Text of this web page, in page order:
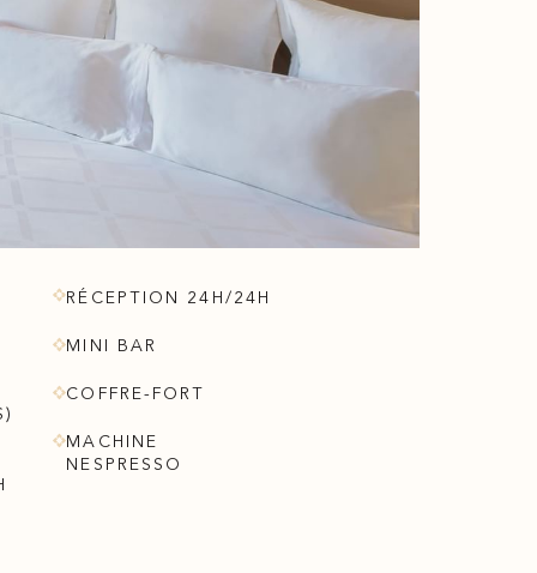
RÉCEPTION 24H/24H
MINI BAR
COFFRE-FORT
MACHINE
NESPRESSO